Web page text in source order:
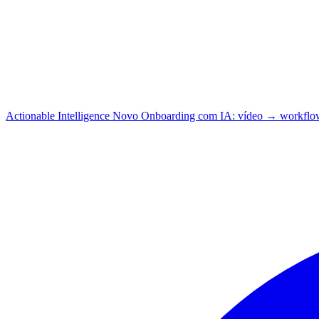
Actionable Intelligence Novo Onboarding com IA: vídeo →